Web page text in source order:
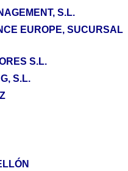
S.L.
EUROPE, SUCURSAL
S.L.
S.L.